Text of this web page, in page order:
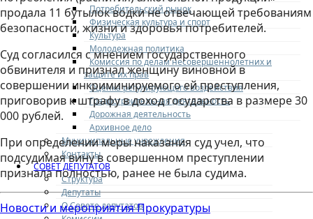
Потребительский рынок
Физическая культура и спорт
Культура
Молодежная политика
Комиссия по делам несовершеннолетних и
защите их прав
Оценка регулирующего воздействия
Градостроительная деятельность
Дорожная деятельность
Архивное дело
Муниципальные учреждения
Контакты
СОВЕТ ДЕПУТАТОВ
Структура
Депутаты
О Совете депутатов
продала 11 бутылок водки не отвечающей требованиям
безопасности, жизни и здоровья потребителей.
Суд согласился с мнением государственного
обвинителя и признал женщину виновной в
совершении инкриминируемого ей преступления,
приговорив к штрафу в доход государства в размере 30
000 рублей.
При определении меры наказания суд учел, что
подсудимая вину в совершенном преступлении
признала полностью, ранее не была судима.
Новости и мероприятия Прокуратуры